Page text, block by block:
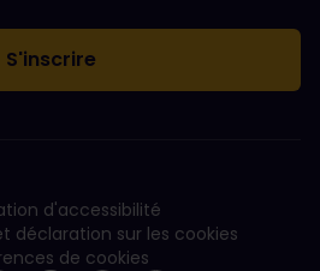
d'accessibilité
déclaration sur les cookies
de cookies